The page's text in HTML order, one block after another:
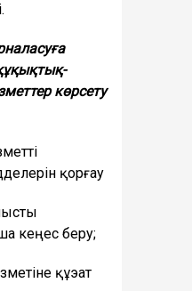
көрсету
қорғау
кеңес беру;
құэат